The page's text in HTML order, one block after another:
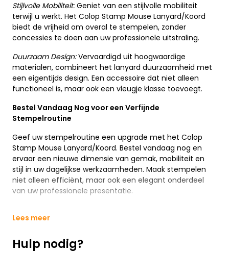
Stijlvolle Mobiliteit:Geniet van een stijlvolle mobiliteit
terwijl u werkt. Het Colop Stamp Mouse Lanyard/Koord
biedt de vrijheid om overal te stempelen, zonder
concessies te doen aan uw professionele uitstraling.
Duurzaam Design:Vervaardigd uit hoogwaardige
materialen, combineert het lanyard duurzaamheid met
een eigentijds design. Een accessoire dat niet alleen
functioneel is, maar ook een vleugje klasse toevoegt.
Bestel Vandaag Nog voor een Verfijnde
Stempelroutine
Geef uw stempelroutine een upgrade met het Colop
Stamp Mouse Lanyard/Koord. Bestel vandaag nog en
ervaar een nieuwe dimensie van gemak, mobiliteit en
stijl in uw dagelijkse werkzaamheden. Maak stempelen
niet alleen efficiënt, maar ook een elegant onderdeel
van uw professionele presentatie.
Lees meer
Hulp nodig?